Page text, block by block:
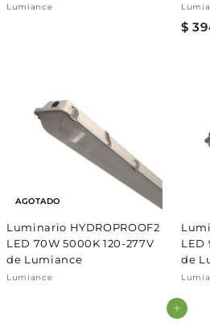
Lumiance
$
AGOTADO
Luminario HYDROPROOF2
LED 70W 5000K 120-277V
de Lumiance
Lumiance
LED
de
Agregar al carrito